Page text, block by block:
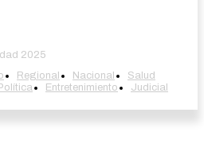
2025
Regional Nacional
Salud
Entretenimiento
Judicial